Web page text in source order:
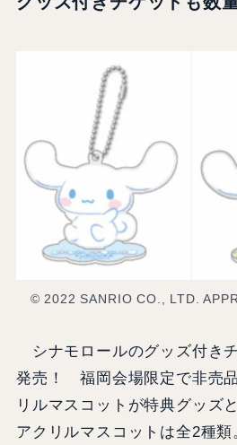
© 2022 SANRIO CO., LTD.
シナモロールのグッズ付き
発売！ 福岡会場限定で非売
リルマスコットが特典グッズ
アクリルマスコットは全2種